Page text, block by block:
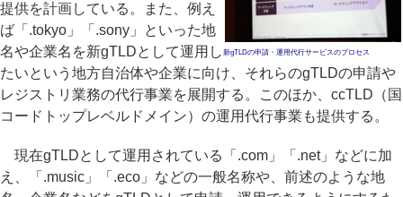
新gTLDの申請・運用代行サービスのプロセス
提供を計画している。また、例え
ば「.tokyo」「.sony」といった地
名や企業名を新gTLDとして運用し
たいという地方自治体や企業に向け、それらのgTLDの申請や
レジストリ業務の代行事業を展開する。このほか、ccTLD（国
コードトップレベルドメイン）の運用代行事業も提供する。
現在gTLDとして運用されている「.com」「.net」などに加
え、「.music」「.eco」などの一般名称や、前述のような地